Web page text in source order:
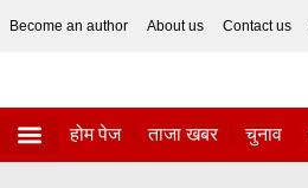
Become an author About us Contact us
होम पेज ताजा खबर चुनाव